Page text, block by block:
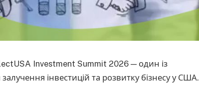
Investment Summit 2026 — один із
інвестицій та розвитку бізнесу у США.